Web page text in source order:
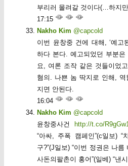
부리러 몰려갈 것이다(…하지
17:15
Nakho Kim @capcold
이번 윤창중 건에 대해, ‘예고
하다 본다. 예고되었던 부분
요, 여론 조작 같은 것들이었
혐의. 나쁜 놈 딱지로 인해, 역
지면 안된다.
16:04
Nakho Kim @capcold
윤창중사건 http://t.co/
“아싸, 주폭 캠페인”(c일보)
구?”(J일보) “이번 정권은 나름
사돈의팔촌이 홍어”(일베) “낸